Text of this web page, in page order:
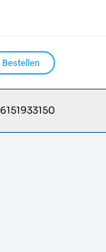
Bestellen